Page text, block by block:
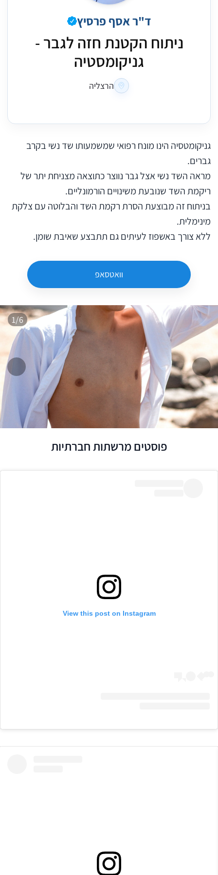
ד"ר אסף פרסיץ
ניתוח הקטנת חזה לגבר -
גניקומסטיה
הרצליה
גניקומטסיה הינו מונח רפואי שמשמעותו שד נשי בקרב
גברים.
מראה השד נשי אצל גבר נווצר כתוצאה מצניחת יתר של
ריקמת השד שנובעת משינויים הורמונליים.
בניתוח זה מבוצעת הסרת רקמת השד והבלוטה עם צלקת
מינימלית.
ללא צורך באשפוז לעיתים גם תתבצע שאיבת שומן.
וואטסאפ
1/6
המשך
פוסטים מרשתות חברתיות
View this post on Instagram